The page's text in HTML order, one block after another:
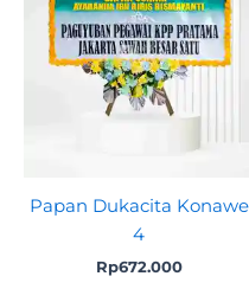
Papan Dukacita Konawe
4
Rp672.000